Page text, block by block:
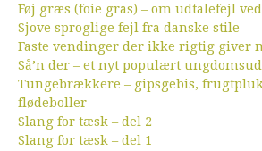
Føj græs (foie gras) – om udtalefejl
Sjove sproglige fejl fra danske stile
Faste vendinger der ikke rigtig giver
Så’n der – et nyt populært
Tungebrækkere – gipsgebis,
flødeboller
Slang for tæsk – del 2
Slang for tæsk – del 1